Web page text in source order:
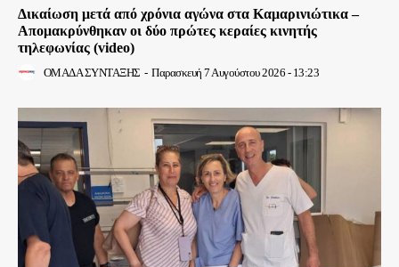
Δικαίωση μετά από χρόνια αγώνα στα Καμαρινιώτικα –
Απομακρύνθηκαν οι δύο πρώτες κεραίες κινητής
τηλεφωνίας (video)
ΟΜΑΔΑ ΣΥΝΤΑΞΗΣ - Παρασκευή 7 Αυγούστου 2026 - 13:23